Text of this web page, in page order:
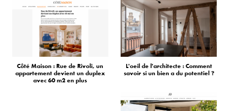
Côté Maison : Rue de Rivoli, un
appartement devient un duplex
avec 60 m2 en plus
L'oeil de l'architecte : Comment
savoir si un bien a du potentiel ?